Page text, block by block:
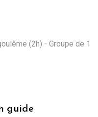
(2h) - Groupe de 1
guide